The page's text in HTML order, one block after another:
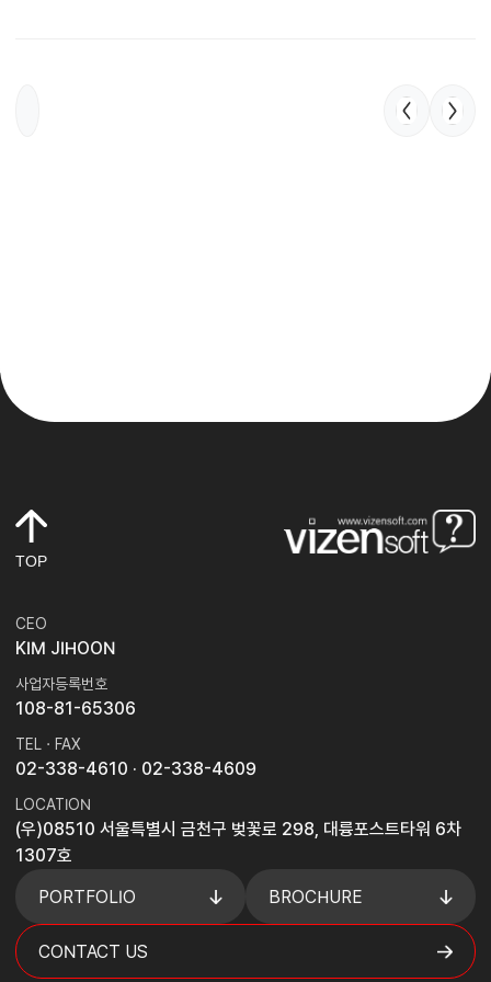
TOP
CEO
KIM JIHOON
사업자등록번호
108-81-65306
TEL · FAX
02-338-4610 · 02-338-4609
LOCATION
(우)08510 서울특별시 금천구 벚꽃로 298, 대륭포스트타워 6차
1307호
PORTFOLIO
BROCHURE
CONTACT US